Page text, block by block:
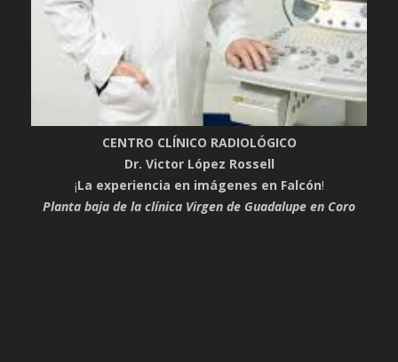
CENTRO CLÍNICO RADIOLÓGICO
Dr. Victor López Rossell
¡La experiencia en imágenes en Falcón!
Planta baja de la clínica Virgen de Guadalupe en Coro